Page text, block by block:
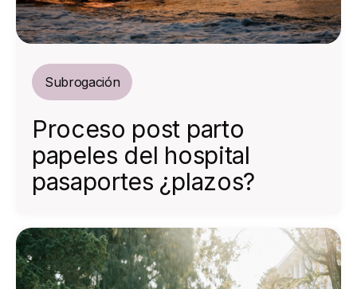
Subrogación
Proceso post parto
papeles del hospital
pasaportes ¿plazos?